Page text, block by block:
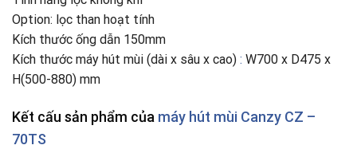
Option: lọc than hoạt tính
Kích thước ống dẫn 150mm
Kích thước máy hút mùi (dài x sâu x cao) : W700 x D475 x
H(500-880) mm
Kết cấu sản phẩm của máy hút mùi Canzy CZ –
70TS